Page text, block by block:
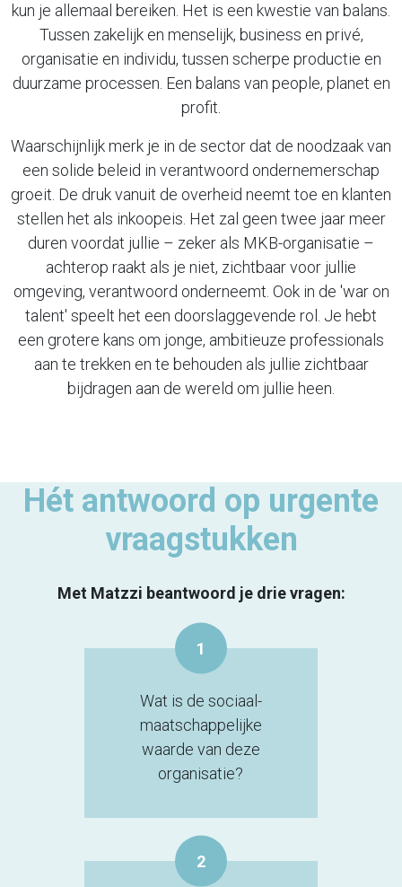
kun je allemaal bereiken. Het is een kwestie van balans.
Tussen zakelijk en menselijk, business en privé,
organisatie en individu, tussen scherpe productie en
duurzame processen. Een balans van people, planet en
profit.
Waarschijnlijk merk je in de sector dat de noodzaak van
een solide beleid in verantwoord ondernemerschap
groeit. De druk vanuit de overheid neemt toe en klanten
stellen het als inkoopeis. Het zal geen twee jaar meer
duren voordat jullie – zeker als MKB-organisatie –
achterop raakt als je niet, zichtbaar voor jullie
omgeving, verantwoord onderneemt. Ook in de 'war on
talent' speelt het een doorslaggevende rol. Je hebt
een grotere kans om jonge, ambitieuze professionals
aan te trekken en te behouden als jullie zichtbaar
bijdragen aan de wereld om jullie heen.
Hét antwoord op urgente
vraagstukken
Met Matzzi beantwoord je drie vragen:
1
Wat is de sociaal-
maatschappelijke
waarde van deze
organisatie?
2